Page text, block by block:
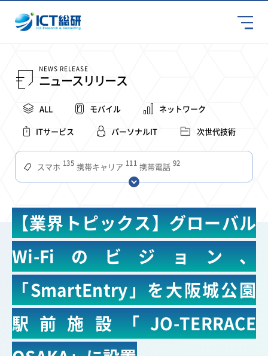
NEWS RELEASE
ニュースリリース
ALL モバイル
ネットワーク
ITサービス
パーソナルIT 次世代技術
スマホ 135 携帯キャリア 111 携帯電話 92
スマートデバイス 68 通信速度 65 ビジネス 63 4Ｇ 59
アプリ 51 つながりやすさ 51 電波状況 ドコモ 48
タブレット 38 インターネット 36 ビジネスシーン 31
混雑環境 MVNO SIM 27 電波 27 24 楽天モバイル
22 22 22 21 19 18
電車 料金 16 所有状況 14 動画配信 14 SNS 14
ブロードバンド Android 移動中 FTTH
公衆無線LAN 11 格安 11 キャッシュレス決済 11
【業界トピックス】グローバル
Wi-Fiのビジョン、
「SmartEntry」を大阪城公園
駅前施設「JO-TERRACE